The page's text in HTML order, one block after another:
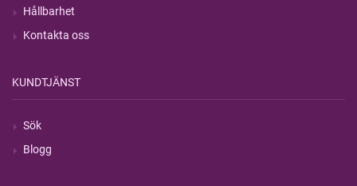
Hållbarhet
Kontakta oss
KUNDTJÄNST
Sök
Blogg